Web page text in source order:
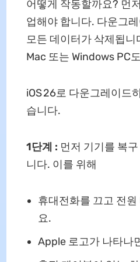
어떻게 작동할까요? 먼
업해야 합니다. 다운그
모든 데이터가 삭제됩니
Mac 또는 Windows PC
iOS 26로 다운그레이드
습니다.
1단계 : 먼저 기기를 복
니다. 이를 위해
휴대전화를 끄고 전
요.
Apple 로고가 나타나